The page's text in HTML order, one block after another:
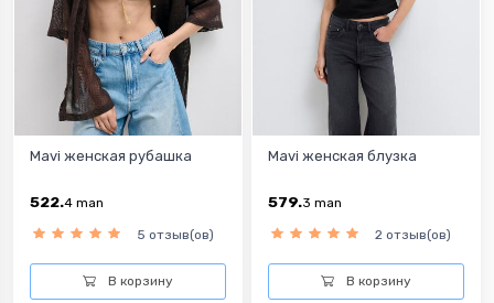
Mavi женская рубашка
522.4 man
5 отзыв(ов)
В корзину
Mavi женская блузка
579.3 man
2 отзыв(ов)
В корзину